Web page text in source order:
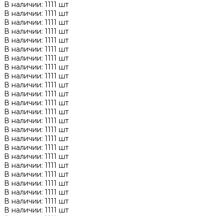
В наличии: 1111 шт
В наличии: 1111 шт
В наличии: 1111 шт
В наличии: 1111 шт
В наличии: 1111 шт
В наличии: 1111 шт
В наличии: 1111 шт
В наличии: 1111 шт
В наличии: 1111 шт
В наличии: 1111 шт
В наличии: 1111 шт
В наличии: 1111 шт
В наличии: 1111 шт
В наличии: 1111 шт
В наличии: 1111 шт
В наличии: 1111 шт
В наличии: 1111 шт
В наличии: 1111 шт
В наличии: 1111 шт
В наличии: 1111 шт
В наличии: 1111 шт
В наличии: 1111 шт
В наличии: 1111 шт
В наличии: 1111 шт